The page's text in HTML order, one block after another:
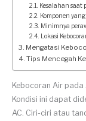
Kesalahan saat
Komponen
Minimnya
Lokasi
Mengatasi
Tips Mencegah
Kebocoran Air pada
Kondisi ini dapat
AC. Ciri-ciri atau